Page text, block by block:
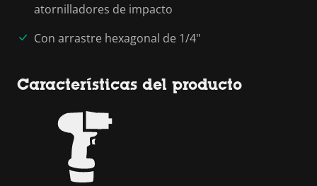
atornilladores de impacto
Con arrastre hexagonal de 1/4"
Características del producto